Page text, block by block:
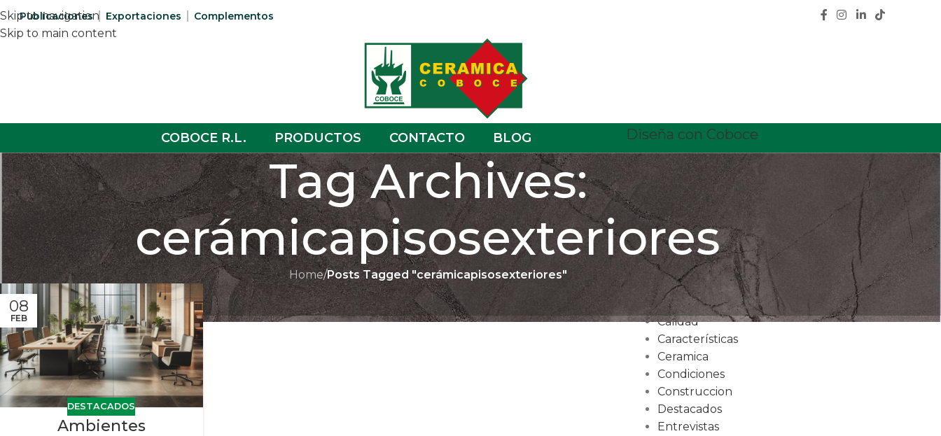
Skip to navigation
Skip to main content
Publicaciones Exportaciones Complementos
COBOCE R.L. PRODUCTOS CONTACTO BLOG Diseña con Coboce
Tag Archives:
cerámicapisosexteriores
Home/Posts Tagged "cerámicapisosexteriores"
08
FEB
DESTACADOS
Ambientes
CATEGORÍAS
Calidad
Características
Ceramica
Condiciones
Construccion
Destacados
Entrevistas